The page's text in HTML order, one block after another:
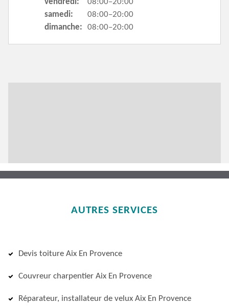
vendredi:
08:00–20:00
samedi:
08:00–20:00
dimanche:
08:00–20:00
AUTRES SERVICES
Devis toiture Aix En Provence
Couvreur charpentier Aix En Provence
Réparateur, installateur de velux Aix En Provence